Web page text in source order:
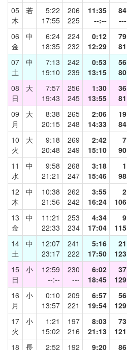
05
木
若
5:22
17:55
206
225
11:35
--:--
84
---
06
金
中
6:24
18:35
224
232
0:12
12:29
79
81
07
土
中
7:13
19:10
242
239
0:53
13:15
56
80
08
日
大
7:57
19:43
256
245
1:30
13:55
36
81
09
月
大
8:38
20:15
265
248
2:06
14:33
19
84
10
火
大
9:18
20:48
269
249
2:42
15:10
7
90
11
水
中
9:58
21:21
268
247
3:18
15:46
1
98
12
木
中
10:38
21:56
262
242
3:55
16:24
2
106
13
金
中
11:21
22:33
253
234
4:34
17:04
9
115
14
土
中
12:07
23:17
241
222
5:16
17:50
21
123
15
日
小
12:59
--:--
230
---
6:02
18:45
37
129
16
月
小
0:10
13:57
209
221
6:57
19:54
56
129
17
火
小
1:21
15:02
197
216
8:03
21:13
73
121
18 長 2:52 192 9:20 86